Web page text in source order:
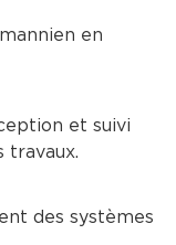
en
et suivi
travaux.
des systèmes